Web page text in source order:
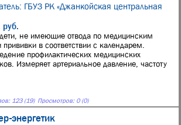
ГБУЗ РК «Джанкойская центральная
руб.
не имеющие отвода по медицинским
в соответствии с календарем.
профилактических медицинских
Измеряет артериальное давление, частоту
123 (19) Просмотров: 0 (0)
энергетик